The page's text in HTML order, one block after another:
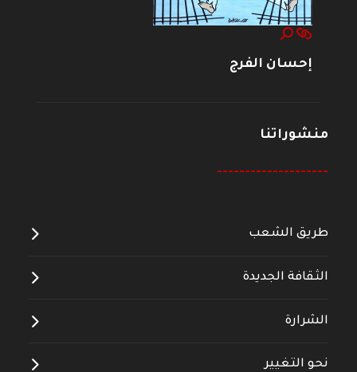
إحسان الفرج
منشوراتنا
--------------------
طريق الشعب
الثقافة الجديدة
الشرارة
نحو التغيير